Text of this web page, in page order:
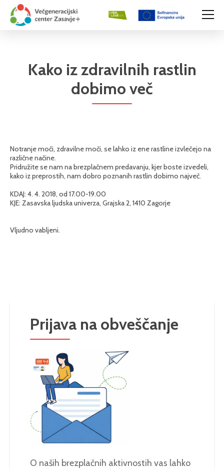
Kako iz zdravilnih rastlin
dobimo več
Notranje moči, zdravilne moči, se lahko iz ene rastline izvlečejo na
različne načine.
Pridružite se nam na brezplačnem predavanju, kjer boste izvedeli,
kako iz preprostih, nam dobro poznanih rastlin dobimo največ.
KDAJ: 4. 4. 2018, od 17.00-19.00
KJE: Zasavska ljudska univerza, Grajska 2, 1410 Zagorje
Vljudno vabljeni.
Prijava na obveščanje
O naših brezplačnih aktivnostih vas lahko